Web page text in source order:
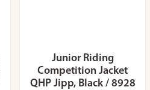
Junior Riding
Competition Jacket
QHP Jipp, Black / 8928